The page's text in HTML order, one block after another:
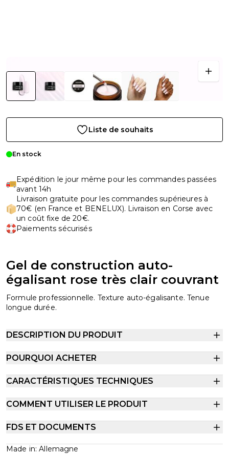
Liste de souhaits
En stock
Expédition le jour même pour les commandes passées
avant 14h
Livraison gratuite pour les commandes supérieures à
70€ (en France et BENELUX). Livraison en Corse avec
un coût fixe de 20€.
Paiements sécurisés
Gel de construction auto-
égalisant rose très clair couvrant
Formule professionnelle. Texture auto-égalisante. Tenue
longue durée.
DESCRIPTION DU PRODUIT
POURQUOI ACHETER
CARACTÉRISTIQUES TECHNIQUES
COMMENT UTILISER LE PRODUIT
FDS ET DOCUMENTS
Made in: Allemagne